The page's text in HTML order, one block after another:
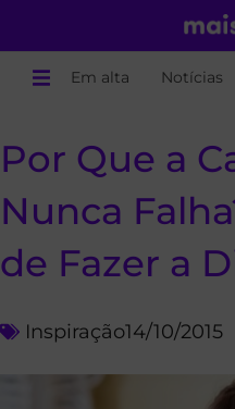
Em alta Notícias
Por Que a
Nunca
de Fazer a
Inspiração14/10/2015